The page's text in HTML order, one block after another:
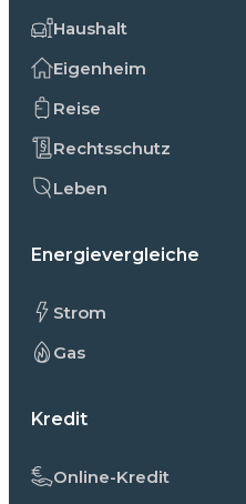
Haushalt
Eigenheim
Reise
Rechtsschutz
Leben
Energievergleiche
Strom
Gas
Kredit
Online-Kredit